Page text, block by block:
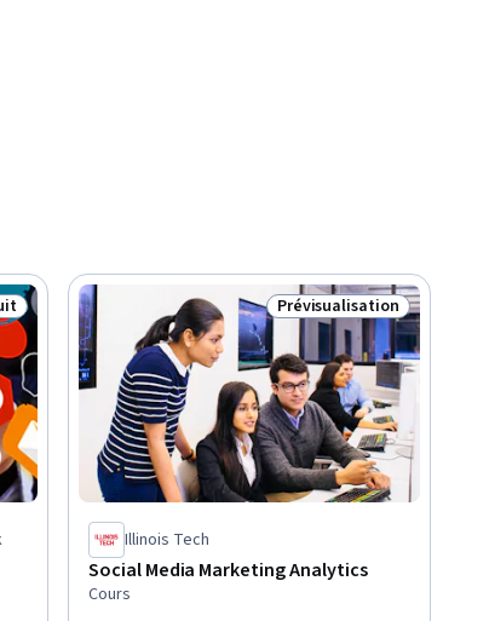
gratuit Statut : Prévisualisation
Prévisualisation
Illinois Tech
Social Media Marketing Analytics
Cours